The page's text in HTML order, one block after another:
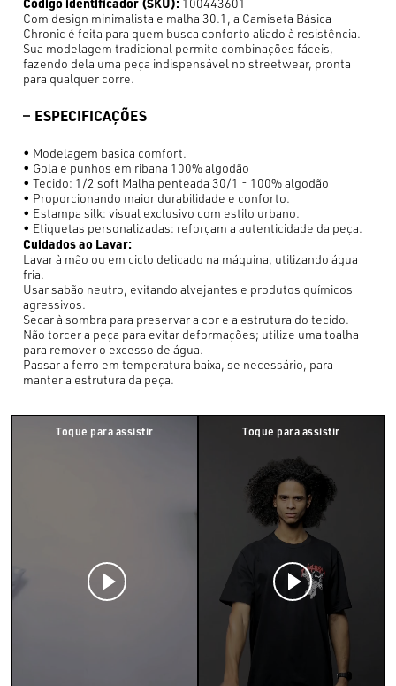
100443601
Com design minimalista e malha 30.1, a Camiseta Básica
Chronic é feita para quem busca conforto aliado à resistência.
Sua modelagem tradicional permite combinações fáceis,
fazendo dela uma peça indispensável no streetwear, pronta
para qualquer corre.
ESPECIFICAÇÕES
• Modelagem basica comfort.
• Gola e punhos em ribana 100% algodão
• Tecido: 1/2 soft Malha penteada 30/1 - 100% algodão
• Proporcionando maior durabilidade e conforto.
• Estampa silk: visual exclusivo com estilo urbano.
• Etiquetas personalizadas: reforçam a autenticidade da peça.
Cuidados ao Lavar:
Lavar à mão ou em ciclo delicado na máquina, utilizando água
fria.
Usar sabão neutro, evitando alvejantes e produtos químicos
agressivos.
Secar à sombra para preservar a cor e a estrutura do tecido.
Não torcer a peça para evitar deformações; utilize uma toalha
para remover o excesso de água.
Passar a ferro em temperatura baixa, se necessário, para
manter a estrutura da peça.